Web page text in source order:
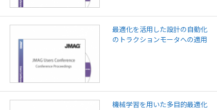
最適化を活用した設計の自動化
のトラクションモータへの適用
機械学習を用いた多目的最適化